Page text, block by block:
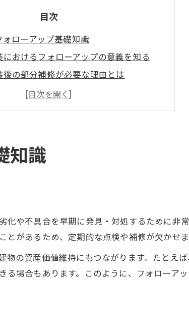
目次
ローアップ基礎知識
におけるフォローアップの意義を知る
後の部分補修が必要な理由とは
で失敗しない色選びのポイント
で避けたい色とその根拠を解説
えるなら知っておきたい外壁塗装のこと
部分補修が有効なケースとは
色選びで後悔しないための工夫
の部分補修で信頼できる業者の選び方
重要性と外壁塗装の品質向上
ダメ込み作業とはどんな工程か
知識
や不具合を早期に発見・対処するために非
があるため、定期的な点検や補修が欠かせま
の資産価値維持にもつながります。たとえ
場合もあります。このように、フォローア